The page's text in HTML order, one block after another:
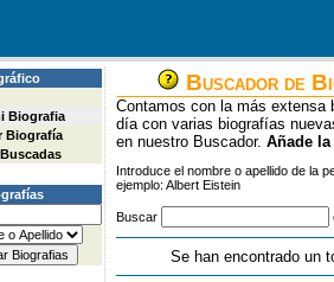
Biografia
Biografía
Buscador de
Contamos con la más extensa
día con varias biografías
en nuestro Buscador. Añade
Introduce el nombre o apellido de la
ejemplo: Albert Eistein
Buscar
Se han encontrado un